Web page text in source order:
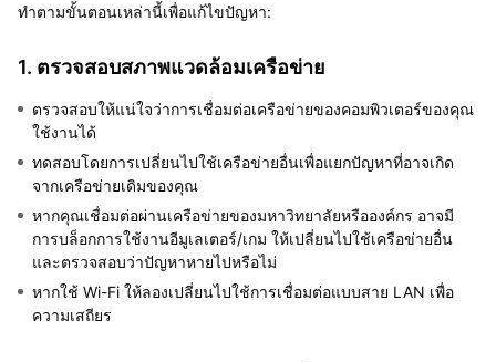
ทำตามขั้นตอนเหล่านี้เพื่อแก้ไขปัญหา:
1. ตรวจสอบสภาพแวดล้อมเครือข่าย
ตรวจสอบให้แน่ใจว่าการเชื่อมต่อเครือข่ายของคอมพิวเตอร์ของคุณ
ใช้งานได้
ทดสอบโดยการเปลี่ยนไปใช้เครือข่ายอื่นเพื่อแยกปัญหาที่อาจเกิด
จากเครือข่ายเดิมของคุณ
หากคุณเชื่อมต่อผ่านเครือข่ายของมหาวิทยาลัยหรือองค์กร อาจมี
การบล็อกการใช้งานอีมูเลเตอร์/เกม ให้เปลี่ยนไปใช้เครือข่ายอื่น
และตรวจสอบว่าปัญหาหายไปหรือไม่
หากใช้ Wi-Fi ให้ลองเปลี่ยนไปใช้การเชื่อมต่อแบบสาย LAN เพื่อ
ความเสถียร